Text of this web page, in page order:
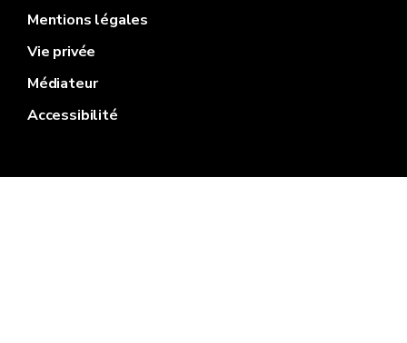
Mentions légales
Vie privée
Médiateur
Accessibilité